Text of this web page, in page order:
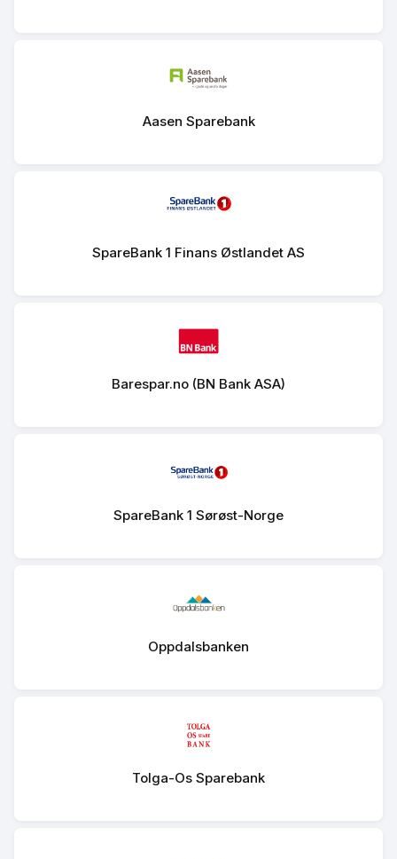
Aasen Sparebank
SpareBank 1 Finans Østlandet AS
Barespar.no (BN Bank ASA)
SpareBank 1 Sørøst-Norge
Oppdalsbanken
Tolga-Os Sparebank